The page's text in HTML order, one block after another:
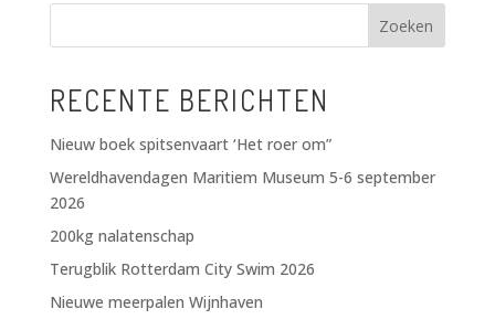
Zoeken
RECENTE BERICHTEN
Nieuw boek spitsenvaart ‘Het roer om”
Wereldhavendagen Maritiem Museum 5-6 september
2026
200kg nalatenschap
Terugblik Rotterdam City Swim 2026
Nieuwe meerpalen Wijnhaven